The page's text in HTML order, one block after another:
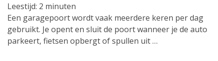
Leestijd: 2 minuten
Een garagepoort wordt vaak meerdere keren per dag
gebruikt. Je opent en sluit de poort wanneer je de auto
parkeert, fietsen opbergt of spullen uit …